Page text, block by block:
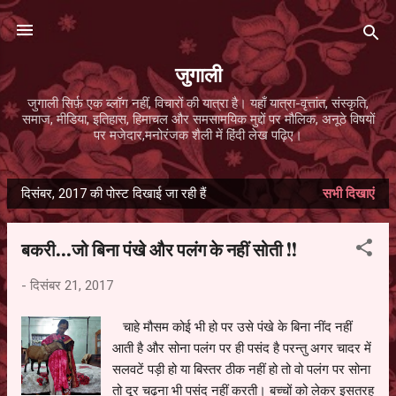
सीधे मुख्य सामग्री पर जाएं
जुगाली
जुगाली सिर्फ़ एक ब्लॉग नहीं, विचारों की यात्रा है। यहाँ यात्रा-वृत्तांत, संस्कृति,
समाज, मीडिया, इतिहास, हिमाचल और समसामयिक मुद्दों पर मौलिक, अनूठे विषयों
पर मजेदार,मनोरंजक शैली में हिंदी लेख पढ़िए।
सं
दे
दिसंबर, 2017 की पोस्ट दिखाई जा रही हैं सभी दिखाएं
बकरी...जो बिना पंखे और पलंग के नहीं सोती !!
- दिसंबर 21, 2017
चाहे मौसम कोई भी हो पर उसे पंखे के बिना नींद नहीं
आती है और सोना पलंग पर ही पसंद है परन्तु अगर चादर में
सलवटें पड़ी हो या बिस्तर ठीक नहीं हो तो वो पलंग पर सोना
तो दूर चढ़ना भी पसंद नहीं करती। बच्चों को लेकर इसतरह